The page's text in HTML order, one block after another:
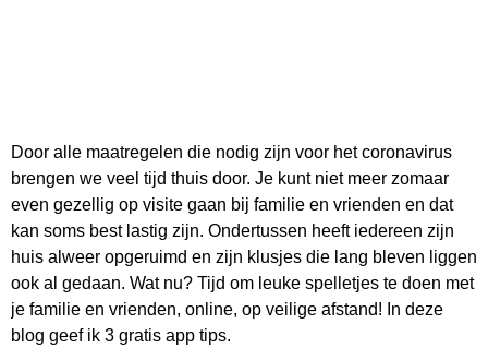
Door alle maatregelen die nodig zijn voor het coronavirus
brengen we veel tijd thuis door. Je kunt niet meer zomaar
even gezellig op visite gaan bij familie en vrienden en dat
kan soms best lastig zijn. Ondertussen heeft iedereen zijn
huis alweer opgeruimd en zijn klusjes die lang bleven liggen
ook al gedaan. Wat nu? Tijd om leuke spelletjes te doen met
je familie en vrienden, online, op veilige afstand! In deze
blog geef ik 3 gratis app tips.